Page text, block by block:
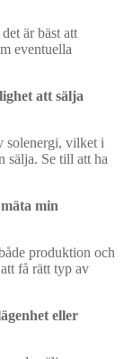
är bäst att
eventuella
att sälja
solenergi, vilket i
sälja. Se till att ha
min
produktion och
få rätt typ av
eller